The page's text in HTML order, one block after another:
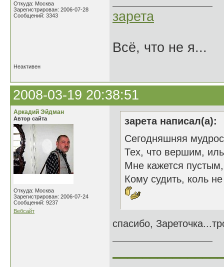
Откуда: Москва
Зарегистрирован: 2006-07-28
Сообщений: 3343
зарета
Всё, что не я...
Неактивен
2008-03-19 20:38:51
Аркадий Эйдман
Автор сайта
Откуда: Москва
Зарегистрирован: 2006-07-24
Сообщений: 9237
Вебсайт
зарета написал(а):
Сегодняшняя
Тех, что вершим,
Мне кажется
Кому судить, коль
спасибо,